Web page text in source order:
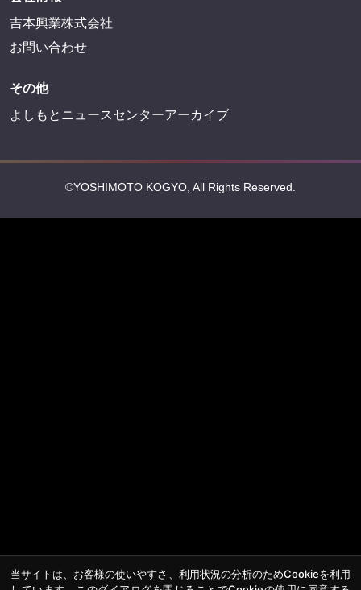
吉本興業株式会社
お問い合わせ
その他
よしもとニュースセンターアーカイブ
©YOSHIMOTO KOGYO, All Rights Reserved.
当サイトは、お客様の使いやすさ、利用状況の分析のためCookieを利用